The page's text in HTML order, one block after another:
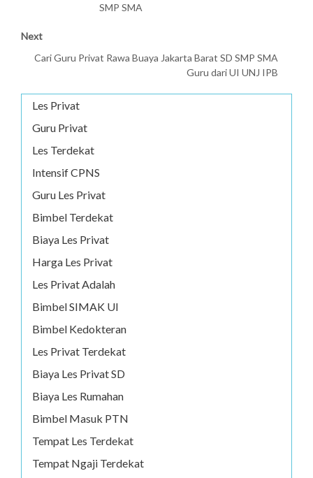
SMP SMA
Next
Cari Guru Privat Rawa Buaya Jakarta Barat SD SMP SMA
Guru dari UI UNJ IPB
Les Privat
Guru Privat
Les Terdekat
Intensif CPNS
Guru Les Privat
Bimbel Terdekat
Biaya Les Privat
Harga Les Privat
Les Privat Adalah
Bimbel SIMAK UI
Bimbel Kedokteran
Les Privat Terdekat
Biaya Les Privat SD
Biaya Les Rumahan
Bimbel Masuk PTN
Tempat Les Terdekat
Tempat Ngaji Terdekat